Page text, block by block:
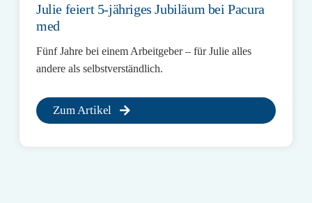
Julie feiert 5-jähriges Jubiläum bei Pacura
med
Fünf Jahre bei einem Arbeitgeber – für Julie alles
andere als selbstverständlich.
Zum Artikel